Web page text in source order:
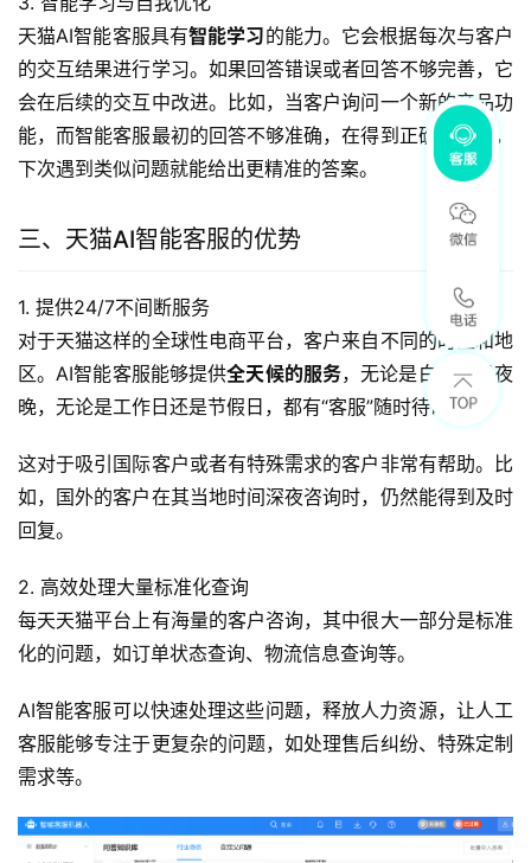
天猫AI智能客服具有智能学习的能力。它会根据每次与客户
的交互结果进行学习。如果回答错误或者回答不够完善，它
会在后续的交互中改进。比如，当客户询问一个新的产品功
能，而智能客服最初的回答不够准确，在得到正确信息后，
下次遇到类似问题就能给出更精准的答案。
三、天猫AI智能客服的优势
1. 提供24/7不间断服务
对于天猫这样的全球性电商平台，客户来自不同的时区和地
区。AI智能客服能够提供全天候的服务，无论是白天还是夜
晚，无论是工作日还是节假日，都有“客服”随时待命。
这对于吸引国际客户或者有特殊需求的客户非常有帮助。比
如，国外的客户在其当地时间深夜咨询时，仍然能得到及时
回复。
2. 高效处理大量标准化查询
每天天猫平台上有海量的客户咨询，其中很大一部分是标准
化的问题，如订单状态查询、物流信息查询等。
AI智能客服可以快速处理这些问题，释放人力资源，让人工
客服能够专注于更复杂的问题，如处理售后纠纷、特殊定制
需求等。